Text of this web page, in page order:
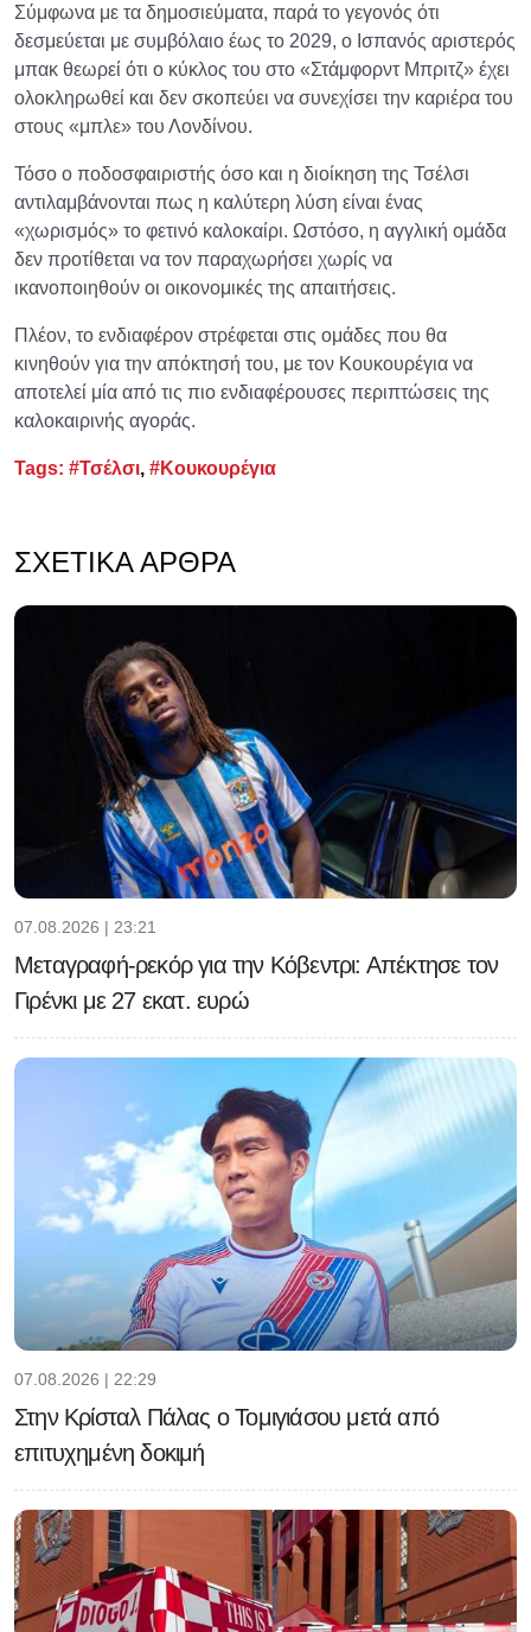
Σύμφωνα με τα δημοσιεύματα, παρά το γεγονός ότι
δεσμεύεται με συμβόλαιο έως το 2029, ο Ισπανός αριστερός
μπακ θεωρεί ότι ο κύκλος του στο «Στάμφορντ Μπριτζ» έχει
ολοκληρωθεί και δεν σκοπεύει να συνεχίσει την καριέρα του
στους «μπλε» του Λονδίνου.
Τόσο ο ποδοσφαιριστής όσο και η διοίκηση της Τσέλσι
αντιλαμβάνονται πως η καλύτερη λύση είναι ένας
«χωρισμός» το φετινό καλοκαίρι. Ωστόσο, η αγγλική ομάδα
δεν προτίθεται να τον παραχωρήσει χωρίς να
ικανοποιηθούν οι οικονομικές της απαιτήσεις.
Πλέον, το ενδιαφέρον στρέφεται στις ομάδες που θα
κινηθούν για την απόκτησή του, με τον Κουκουρέγια να
αποτελεί μία από τις πιο ενδιαφέρουσες περιπτώσεις της
καλοκαιρινής αγοράς.
Tags: #Τσέλσι, #Κουκουρέγια
ΣΧΕΤΙΚΆ ΆΡΘΡΑ
07.08.2026 | 23:21
Μεταγραφή-ρεκόρ για την Κόβεντρι: Απέκτησε τον
Γιρένκι με 27 εκατ. ευρώ
07.08.2026 | 22:29
Στην Κρίσταλ Πάλας ο Τομιγιάσου μετά από
επιτυχημένη δοκιμή